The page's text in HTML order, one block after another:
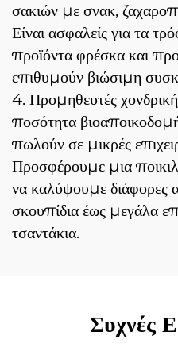
σακιών με σνακ,
Είναι ασφαλείς για τα
προϊόντα φρέσκα και
επιθυμούν βιώσιμη
4. Προμηθευτές
ποσότητα
πωλούν σε μικρές
Προσφέρουμε μια
να καλύψουμε διάφορες
σκουπίδια έως μεγάλα
τσαντάκια.
Συχνές